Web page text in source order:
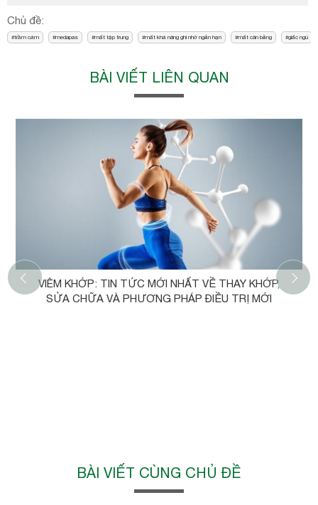
Chủ đề:
trầm cảm medapas mất tập trung mất khả năng ghi nhớ ngắn hạn mất cân bằng giấc ngủ
BÀI VIẾT LIÊN QUAN
‹
VIÊM KHỚP: TIN TỨC MỚI NHẤT VỀ THAY KHỚP,
SỬA CHỮA VÀ PHƯƠNG PHÁP ĐIỀU TRỊ MỚI
BÀI VIẾT CÙNG CHỦ ĐỀ